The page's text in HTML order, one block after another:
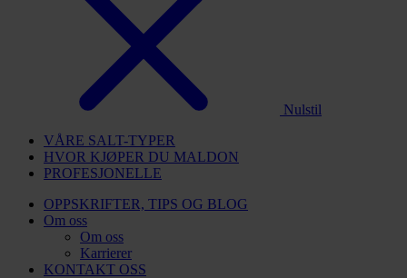
Nulstil
VÅRE SALT-TYPER
HVOR KJØPER DU MALDON
PROFESJONELLE
OPPSKRIFTER, TIPS OG BLOG
Om oss
Om oss
Karrierer
KONTAKT OSS